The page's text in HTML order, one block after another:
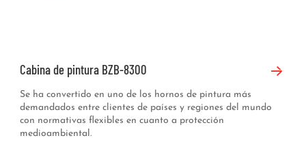
Cabina de pintura BZB-8300
Se ha convertido en uno de los hornos de pintura más
demandados entre clientes de países y regiones del mundo
con normativas flexibles en cuanto a protección
medioambiental.